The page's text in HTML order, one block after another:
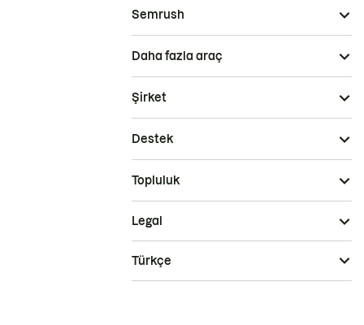
Semrush
Daha fazla araç
Şirket
Destek
Topluluk
Legal
Türkçe